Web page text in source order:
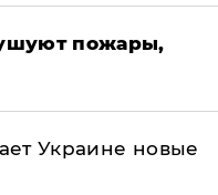
пожары,
Украине новые